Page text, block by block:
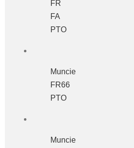
FR
FA
PTO
Muncie
FR66
PTO
Muncie